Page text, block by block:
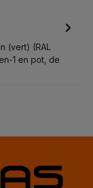
(vert) (RAL
1 en pot, de